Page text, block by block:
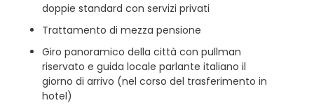
doppie standard con servizi privati
Trattamento di mezza pensione
Giro panoramico della città con pullman
riservato e guida locale parlante italiano il
giorno di arrivo (nel corso del trasferimento in
hotel)